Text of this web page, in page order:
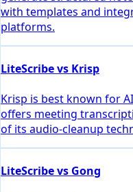
with templates and
platforms.
LiteScribe vs Krisp
Krisp is best known for
offers meeting
of its audio-cleanup
LiteScribe vs Gong